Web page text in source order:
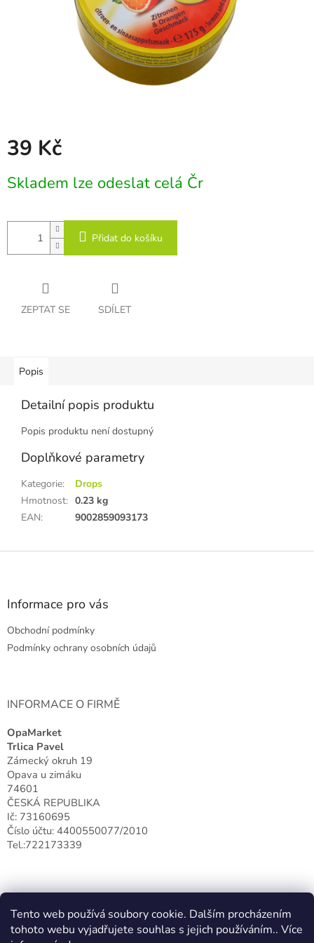
Tento web používá soubory cookie. Dalším procházením
tohoto webu vyjadřujete souhlas s jejich používáním.. Více
39 Kč
cena:
Skladem lze odeslat celá Čr
Přidat do košíku
ZEPTAT SE SDÍLET
Popis
Detailní popis produktu
Popis produktu není dostupný
Doplňkové parametry
Kategorie:
Drops
Hmotnost: 0.23 kg
EAN: 9002859093173
Z
Informace pro vás
Obchodní podmínky
Podmínky ochrany osobních údajů
INFORMACE O FIRMĚ
OpaMarket
Trlica Pavel
Zámecký okruh 19
Opava u zimáku
74601
ČESKÁ REPUBLIKA
Ič: 73160695
Číslo účtu: 4400550077/2010
Tel.:722173339